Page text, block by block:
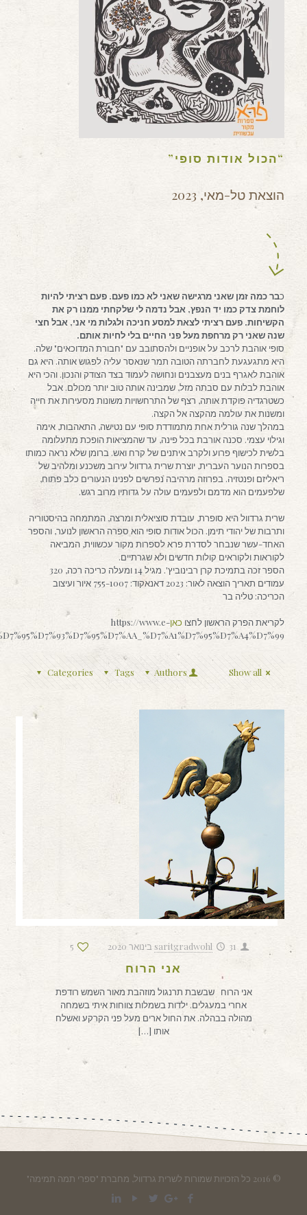
“הכול אודות סופי”
הוצאת טל-מאי, 2023
כבר כמה זמן שאני מרגישה שאני לא כמו פעם. פעם רציתי להיות
לוחמת צדק כמו יד הנפץ, אבל נדמה לי שלקחתי ממנו רק את
הקשיחות. פעם רציתי לצאת למסע חניכה ולגלות מי אני, אבל חצי
שנה שאני רק מרחפת מעל פני החיים בלי לחיות אותם.
סופי אוהבת לרכב על אופניים ולהסתובב עם "חבורת המדוכאים" שלה.
היא מתגעגעת לחברתה הטובה תמר שנאסר עליה לפגוש אותה. היא גם
אוהבת לאגרף בנים מעצבנים ונחושה לעמוד בצד הצודק והנכון. והכי היא
אוהבת לבלות עם סבתה מזל, שמבינה אותה טוב יותר מכולם. אבל
כשטרגדיה פוקדת אותה, רצף של התרחשויות משונות מסעירות את חייה
ומשנות את עולמה מהקצה אל הקצה.
במהלך שנה גורלית אחת מתמודדת סופי עם נטישה, התאהבות, אימה
וגילוי עצמי. סכנה אורבת בכל פינה, עד שהמציאות הופכת מתעלומה
בלשית לכישוף פרוע ולקרב איתנים של קרח ואש. ברומן שלא נראה כמותו
בספרות הנוער העברית, יוצרת שרית גרדוול עירוב משכנע ומלהיב של
ריאליזם ופנטזיה. בפרוזה מרהיבה נפרשים לפנינו הנעורים כלב פתוח,
שלפעמים הוא מדמם ולפעמים עולה על גדותיו מרוב רגש.
שרית גרדוול היא סופרת, עובדת סוציאלית ומרצה, המתמחה בהיסטוריה
ותרבות של יהודי תימן. הכול אודות סופי הוא ספרה הראשון לנוער, והספר
האחד-עשר שנבחר לסדרת פרא לספרות מקור עכשווית, המביאה
לקוראות ולקוראים קולות חדשים ולא שגרתיים.
הספר זכה בתמיכת קרן רבינוביץ'. מגיל 14 ומעלה כריכה רכה, 320
עמודים תאריך הוצאה לאור: 2023 דאנאקוד: 755-1007 איור ועיצוב
הכריכה: טליה בר
לקריאת הפרק הראשון לחצו כאןhttps://www.e-
Categories Tags Authors Show all
saritgradwohl 31 בינואר 2020 5
אני הרוח
אני הרוח שבשבת תרנגול מוזהבת מאור השמש רודפת
אחרי במעגלים. ילדות בשמלות צווחות איתי בשמחה
מהולה בבהלה. את החול ארים מעל פני הקרקע ואשלח
אותו […]
© 2016 כל הזכויות שמורות לשרית גרדוול, מחברת "ספרי תמה תמימה"